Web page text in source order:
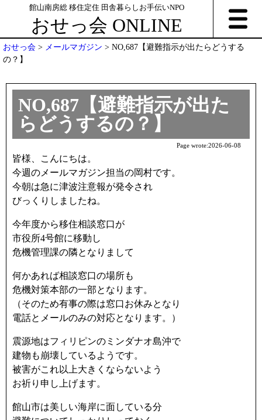
館山南房総 移住定住 田舎暮らしお手伝いNPO
おせっ会 ONLINE
おせっ会 > メールマガジン > NO,687【避難指示が出たらどうする
の？】
NO,687【避難指示が出た
らどうするの？】
Page wrote:2026-06-08
皆様、こんにちは。
今週のメールマガジン担当の岡村です。
今朝は急に津波注意報が発令され
びっくりしましたね。
今年度から移住相談窓口が
市役所4号館に移動し
危機管理課の隣となりまして
何かあれば相談窓口の場所も
危機対策本部の一部となります。
（そのため有事の際は窓口お休みとなり
電話とメールのみの対応となります。）
震源地はフィリピンのミンダナオ島沖で
建物も崩壊しているようです。
被害がこれ以上大きくならないよう
お祈り申し上げます。
館山市は美しい海岸に面している分